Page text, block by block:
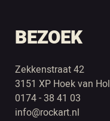
BEZOEK
Zekkenstraat 42
3151 XP Hoek van
0174 - 38 41 03
info@rockart.nl